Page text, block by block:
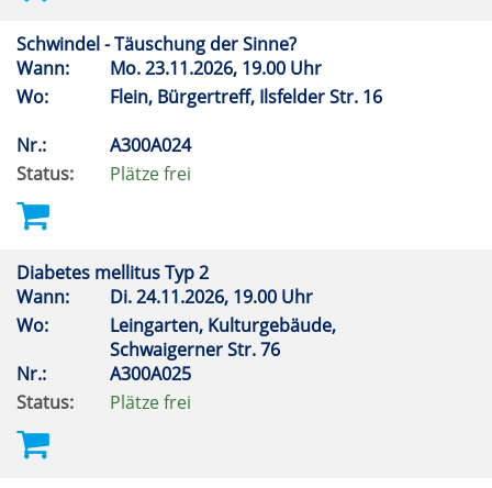
Schwindel - Täuschung der Sinne?
Wann:
Mo.23.11.2026, 19.00 Uhr
Wo:
Flein, Bürgertreff, Ilsfelder Str. 16
Nr.:
A300A024
Status:
Plätze frei
Diabetes mellitus Typ 2
Wann:
Di.24.11.2026, 19.00 Uhr
Wo:
Leingarten, Kulturgebäude,
Schwaigerner Str. 76
Nr.:
A300A025
Status:
Plätze frei